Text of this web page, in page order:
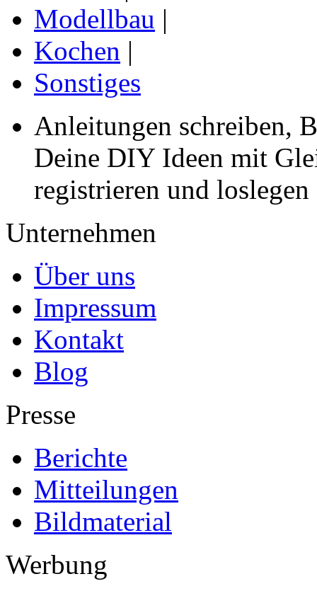
Modellbau |
Kochen |
Sonstiges
Anleitungen schreiben,
Deine DIY Ideen mit
registrieren und loslegen
Unternehmen
Über uns
Impressum
Kontakt
Blog
Presse
Berichte
Mitteilungen
Bildmaterial
Werbung